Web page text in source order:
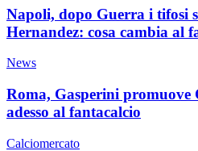
Napoli, dopo Guerra i tifosi
Hernandez: cosa cambia al
News
Roma, Gasperini promuove
adesso al fantacalcio
Calciomercato